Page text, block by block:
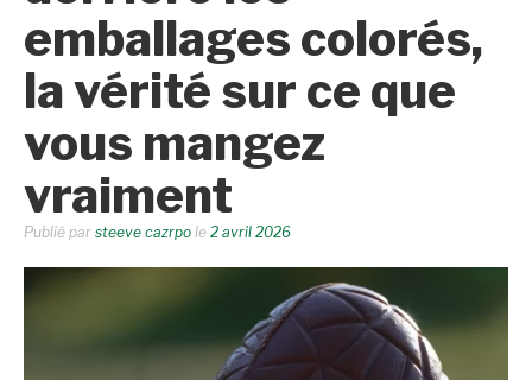
emballages colorés,
la vérité sur ce que
vous mangez
vraiment
Publié par steeve cazrpo le 2 avril 2026